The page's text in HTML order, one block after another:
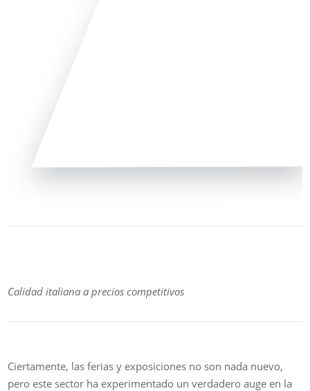
Calidad italiana a precios competitivos
Ciertamente, las ferias y exposiciones no son nada nuevo,
pero este sector ha experimentado un verdadero auge en la